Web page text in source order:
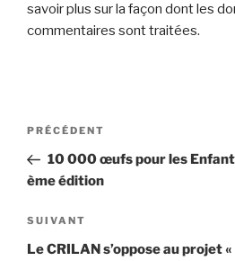
savoir plus sur la façon dont les
commentaires sont traitées.
Navigation
l’article
Article
précédent
PRÉCÉDENT
10 000 œufs pour les
ème édition
Article
suivant
SUIVANT
Le CRILAN s’oppose au projet